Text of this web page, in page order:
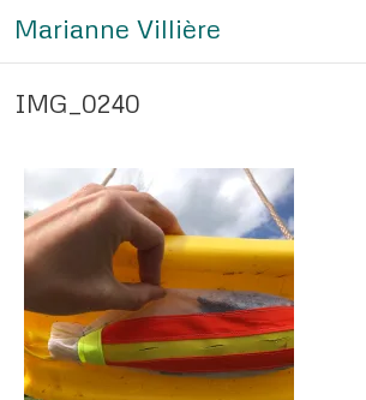
Marianne Villière
IMG_0240